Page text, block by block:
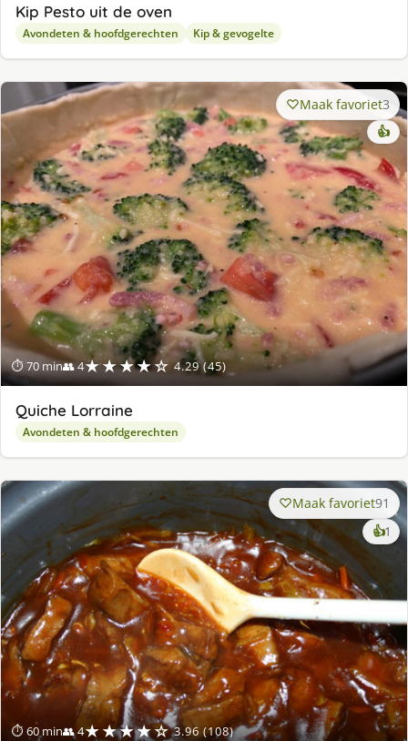
Kip Pesto uit de oven
Avondeten & hoofdgerechten Kip & gevogelte
⏱ 70 min👥 4★★★★☆ 4.29 (45)
Maak favoriet3
👍
Quiche Lorraine
Avondeten & hoofdgerechten
⏱ 60 min👥 4★★★★☆ 3.96 (108)
Maak favoriet91
👍1